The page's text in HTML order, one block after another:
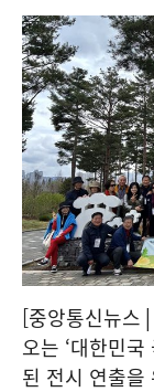
[중앙통신뉴스
오는 ‘대한민
된 전시 연출을